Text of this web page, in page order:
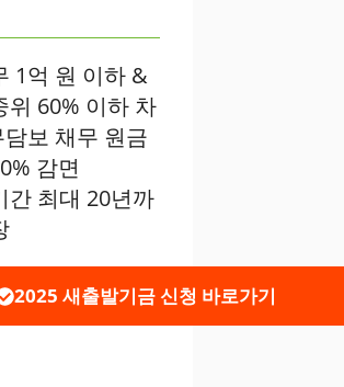
1억 원 이하 &
위 60% 이하 차
담보 채무 원금
감면
간 최대 20년까
2025 새출발기금 신청 바로가기